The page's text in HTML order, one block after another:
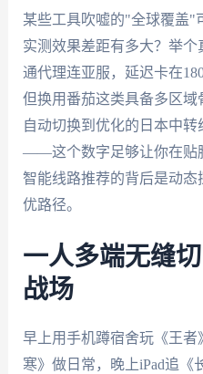
某些工具吹嘘的"全球覆盖"
实测效果差距有多大？举
通代理连亚服，延迟卡在
但换用番茄这类具备多区
自动切换到优化的日本中转
——这个数字足够让你在贴
智能线路推荐的背后是动
优路径。
一人多端无缝
战场
早上用手机蹲宿舍玩《王
寒》做日常，晚上iPad追